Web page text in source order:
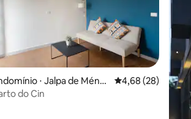
⋅ Jalpa de Ménd
4,68 de uma
4,68 (28)
do Cin